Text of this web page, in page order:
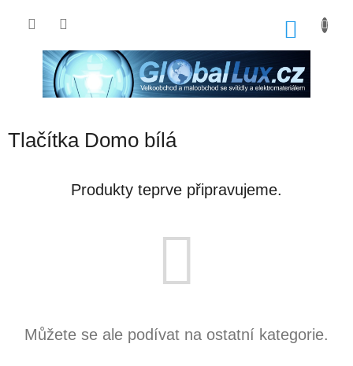
Tlačítka Domo bílá
Produkty teprve připravujeme.
Můžete se ale podívat na ostatní kategorie.